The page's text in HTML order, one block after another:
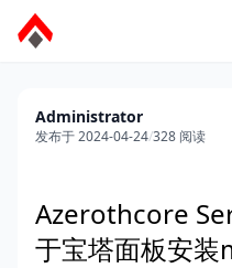
Administrator
发布于 2024-04-24/328 阅读
Azerothcore
于宝塔面板安装